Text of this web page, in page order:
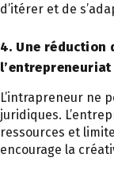
d’itérer et de
4. Une réduction
L’intrapreneur ne
juridiques.
ressources et
encourage la